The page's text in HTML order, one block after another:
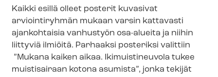
Kaikki esillä olleet posterit kuvasivat
arviointiryhmän mukaan varsin kattavasti
ajankohtaisia vanhustyön osa-alueita ja niihin
liittyviä ilmiöitä. Parhaaksi posteriksi valittiin
”Mukana kaiken aikaa. Ikimuistineuvola tukee
muistisairaan kotona asumista”, jonka tekijät